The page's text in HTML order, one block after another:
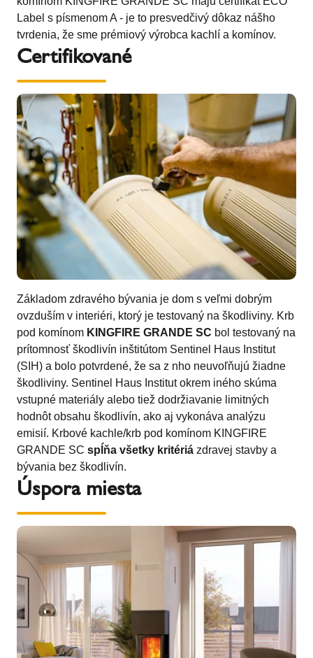
Label s písmenom A - je to presvedčivý dôkaz nášho
tvrdenia, že sme prémiový výrobca kachlí a komínov.
Certifikované
Základom zdravého bývania je dom s veľmi dobrým
ovzduším v interiéri, ktorý je testovaný na škodliviny. Krb
pod komínom KINGFIRE GRANDE SC bol testovaný na
prítomnosť škodlivín inštitútom Sentinel Haus Institut
(SIH) a bolo potvrdené, že sa z nho neuvoľňujú žiadne
škodliviny. Sentinel Haus Institut okrem iného skúma
vstupné materiály alebo tiež dodržiavanie limitných
hodnôt obsahu škodlivín, ako aj vykonáva analýzu
emisií. Krbové kachle/krb pod komínom KINGFIRE
GRANDE SC spĺňa všetky kritériá zdravej stavby a
bývania bez škodlivín.
Úspora miesta